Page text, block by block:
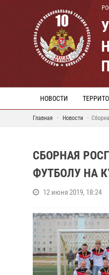
НОВОСТИ
Главная Новости
СБОРНАЯ
ФУТБОЛУ НА
12 июня 2019, 18:24